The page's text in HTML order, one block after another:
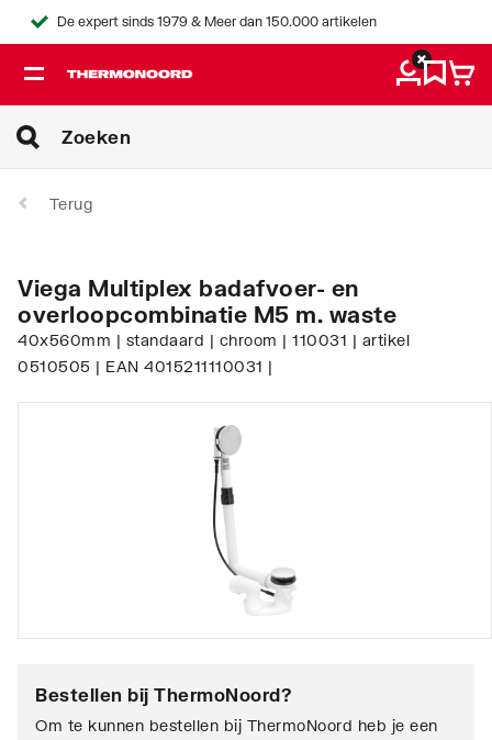
De expert sinds 1979 & Meer dan 150.000 artikelen
Terug
Viega Multiplex badafvoer- en
overloopcombinatie M5 m. waste
40x560mm | standaard | chroom | 110031 | artikel
0510505 | EAN 4015211110031 |
Bestellen bij ThermoNoord?
Om te kunnen bestellen bij ThermoNoord heb je een